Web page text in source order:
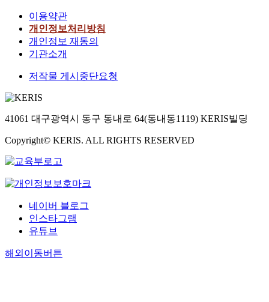
이용약관
개인정보처리방침
개인정보 재동의
기관소개
저작물 게시중단요청
41061 대구광역시 동구 동내로 64(동내동1119) KERIS빌딩
Copyright© KERIS. ALL RIGHTS RESERVED
네이버 블로그
인스타그램
유튜브
해외이동버튼